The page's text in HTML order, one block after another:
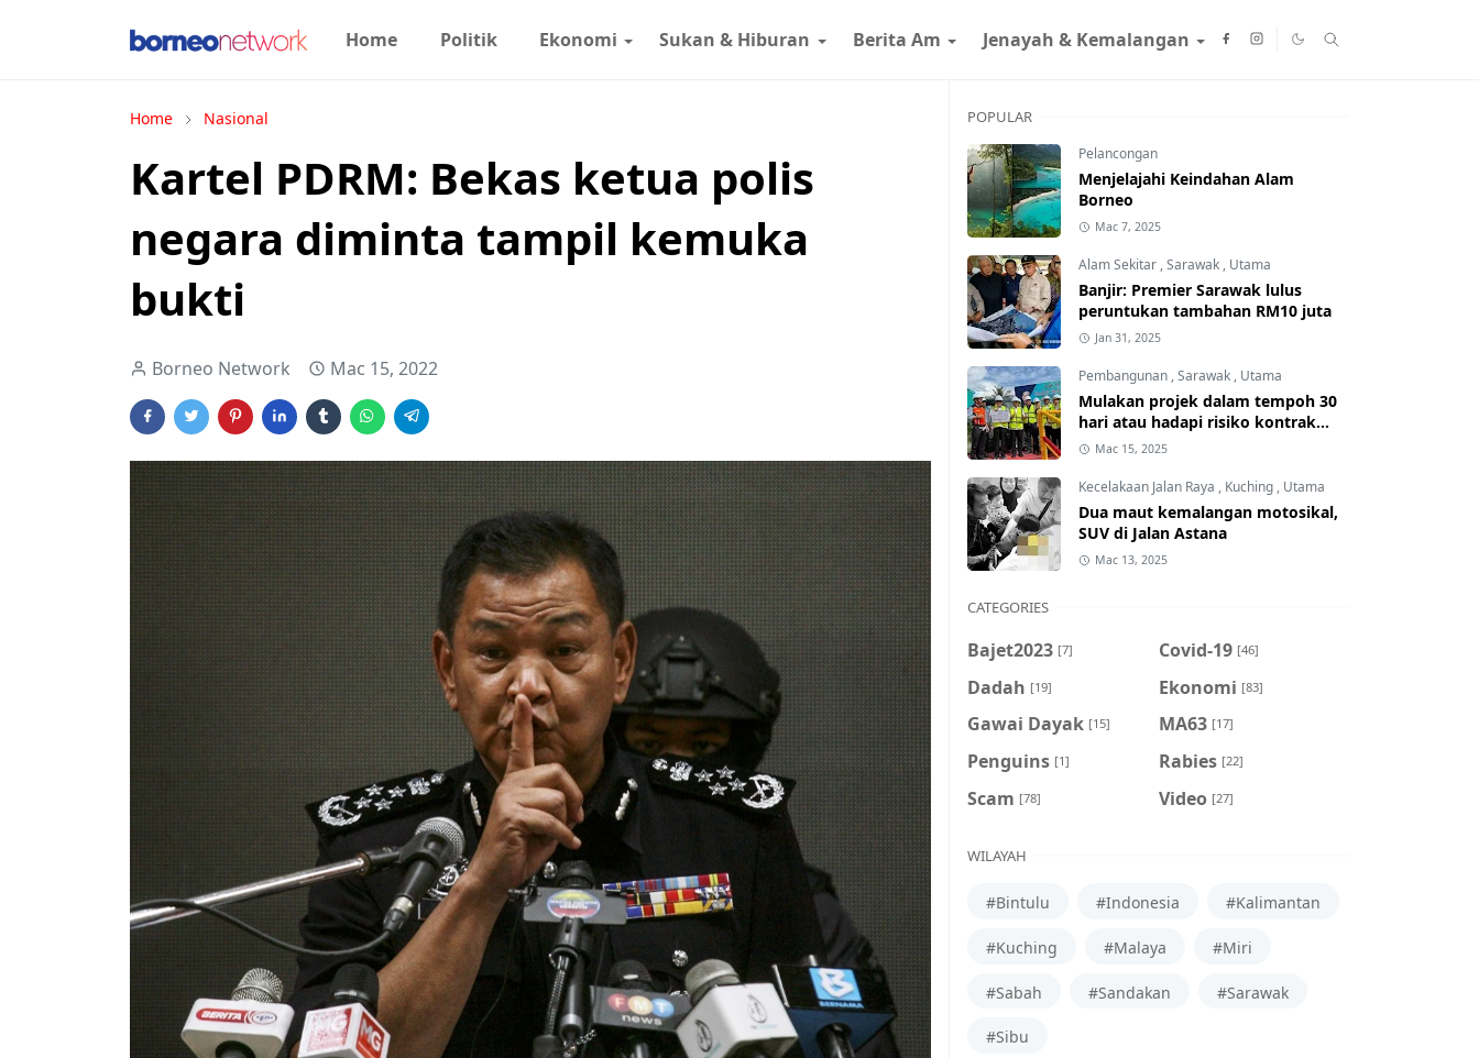
Home Politik Ekonomi Sukan & Hiburan Berita Am Jenayah & Kemalangan
Home Nasional
Kartel PDRM: Bekas ketua polis
negara diminta tampil kemuka
bukti
Borneo Network Mac 15, 2022
POPULAR
Pelancongan
Menjelajahi Keindahan Alam
Borneo
Mac 7, 2025
Alam Sekitar ,Sarawak , Utama
Banjir: Premier Sarawak lulus
peruntukan tambahan RM10 juta
Jan 31, 2025
Pembangunan ,Sarawak , Utama
Mulakan projek dalam tempoh 30
hari atau hadapi risiko kontrak
ditamatkan
Mac 15, 2025
Kecelakaan Jalan Raya , Kuching , Utama
Dua maut kemalangan motosikal,
SUV di Jalan Astana
Mac 13, 2025
CATEGORIES
Bajet2023 [7] Covid-19 [46]
Dadah [19] Ekonomi [83]
Gawai Dayak [15] MA63 [17]
Penguins [1] Rabies [22]
Scam [78] Video [27]
WILAYAH
#Bintulu #Indonesia #Kalimantan
#Kuching #Malaya #Miri
#Sabah #Sandakan #Sarawak
#Sibu